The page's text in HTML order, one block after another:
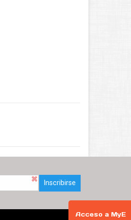
Acceso a MyE
Inscribirse